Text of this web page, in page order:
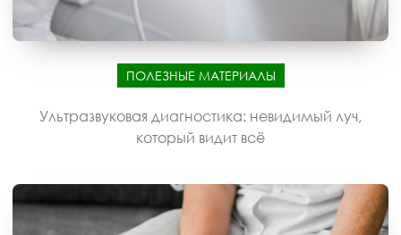
ПОЛЕЗНЫЕ МАТЕРИАЛЫ
Ультразвуковая диагностика: невидимый луч,
который видит всё